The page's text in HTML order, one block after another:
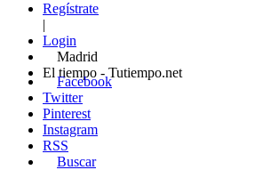
Regístrate
|
Login
Madrid
El tiempo - Tutiempo.net
Facebook
Twitter
Pinterest
Instagram
RSS
Buscar